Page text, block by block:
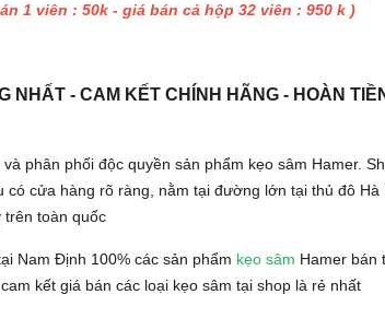
1 viên : 50k - giá bán cả hộp 32 viên : 950 k )
NHẤT - CAM KẾT CHÍNH HÃNG - HOÀN
phân phối độc quyền sản phẩm kẹo sâm Hamer.
cửa hàng rõ ràng, nằm tại đường lớn tại thủ đô Hà
trên toàn quốc
Nam Định 100% các sản phẩm kẹo sâm Hamer bán
kết giá bán các loại kẹo sâm tại shop là rẻ nhất